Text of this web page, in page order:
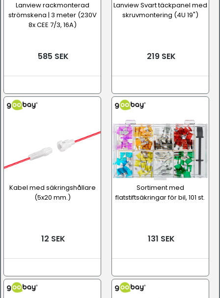
Lanview rackmonterad
strömskena | 3 meter (230V
8x CEE 7/3, 16A)
585 SEK
Lanview Svart täckpanel med
skruvmontering (4U 19")
219 SEK
Kabel med säkringshållare
(5x20 mm.)
12 SEK
Sortiment med
flatstiftsäkringar för bil, 101 st.
131 SEK